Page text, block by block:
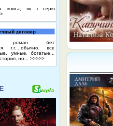
книга, як і серія
договор
роман без
г.г....обычно, все
умные, богатые...
но... >>>>>